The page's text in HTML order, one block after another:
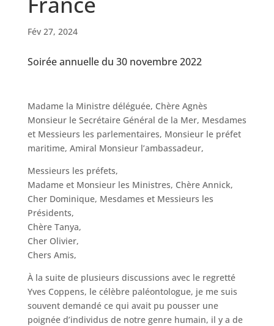
Fév 27, 2024
Soirée annuelle du 30 novembre 2022
Madame la Ministre déléguée, Chère Agnès
Monsieur le Secrétaire Général de la Mer, Mesdames
et Messieurs les parlementaires, Monsieur le préfet
maritime, Amiral Monsieur l’ambassadeur,
Messieurs les préfets,
Madame et Monsieur les Ministres, Chère Annick,
Cher Dominique, Mesdames et Messieurs les
Présidents,
Chère Tanya,
Cher Olivier,
Chers Amis,
À la suite de plusieurs discussions avec le regretté
Yves Coppens, le célèbre paléontologue, je me suis
souvent demandé ce qui avait pu pousser une
poignée d’individus de notre genre humain, il y a de